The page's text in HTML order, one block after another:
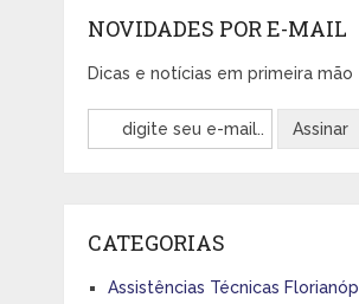
NOVIDADES POR E-MAIL
Dicas e notícias em primeira mão
CATEGORIAS
Assistências Técnicas